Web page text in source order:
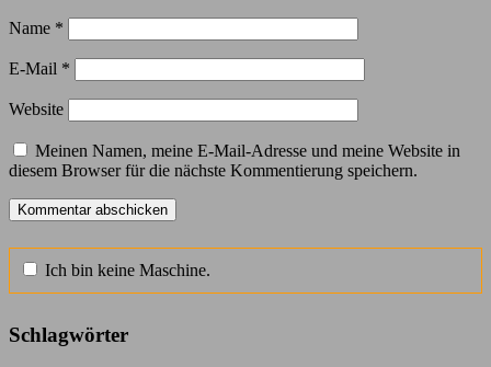
Name *
E-Mail *
Website
Meinen Namen, meine E-Mail-Adresse und meine Website in
diesem Browser für die nächste Kommentierung speichern.
Ich bin keine Maschine.
Schlagwörter